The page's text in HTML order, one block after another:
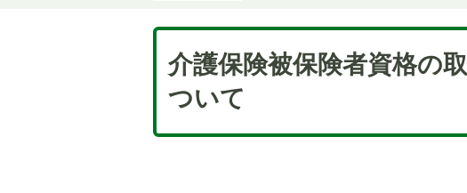
介護保険被保険者資格の
ついて